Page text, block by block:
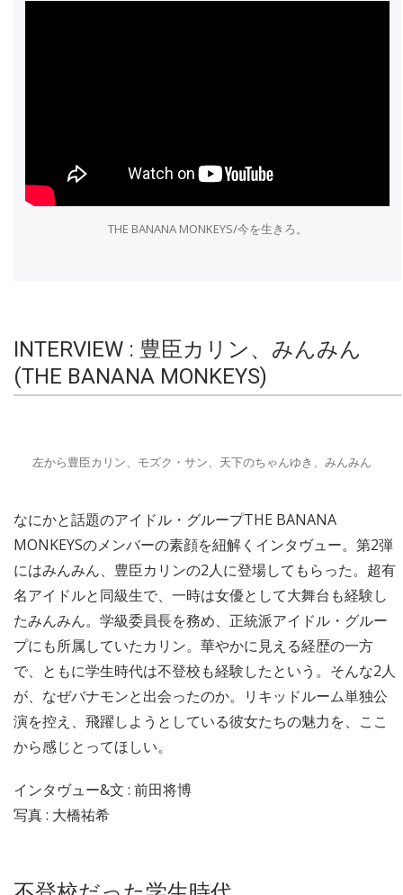
THE BANANA MONKEYS/今を生きろ。
INTERVIEW : 豊臣カリン、みんみん
(THE BANANA MONKEYS)
左から豊臣カリン、モズク・サン、天下のちゃんゆき、みんみん
なにかと話題のアイドル・グループTHE BANANA
MONKEYSのメンバーの素顔を紐解くインタヴュー。第2弾
にはみんみん、豊臣カリンの2人に登場してもらった。超有
名アイドルと同級生で、一時は女優として大舞台も経験し
たみんみん。学級委員長を務め、正統派アイドル・グルー
プにも所属していたカリン。華やかに見える経歴の一方
で、ともに学生時代は不登校も経験したという。そんな2人
が、なぜバナモンと出会ったのか。リキッドルーム単独公
演を控え、飛躍しようとしている彼女たちの魅力を、ここ
から感じとってほしい。
インタヴュー&文 : 前田将博
写真 : 大橋祐希